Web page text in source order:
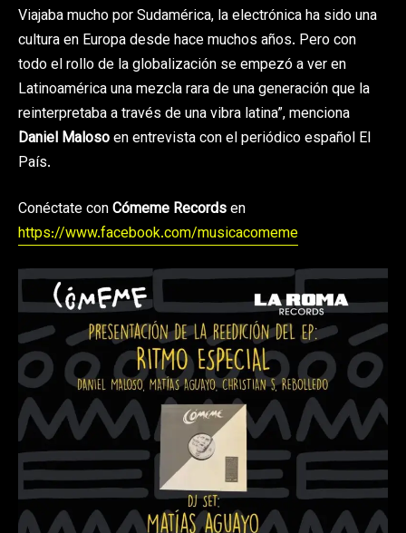
Viajaba mucho por Sudamérica, la electrónica ha sido una
cultura en Europa desde hace muchos años. Pero con
todo el rollo de la globalización se empezó a ver en
Latinoamérica una mezcla rara de una generación que la
reinterpretaba a través de una vibra latina”, menciona
Daniel Malosoen entrevista con el periódico español El
País.
Conéctate conCómeme Recordsen
https://www.facebook.com/musicacomeme